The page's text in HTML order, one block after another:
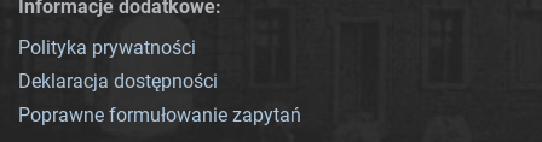
Informacje dodatkowe:
Polityka prywatności
Deklaracja dostępności
Poprawne formułowanie zapytań